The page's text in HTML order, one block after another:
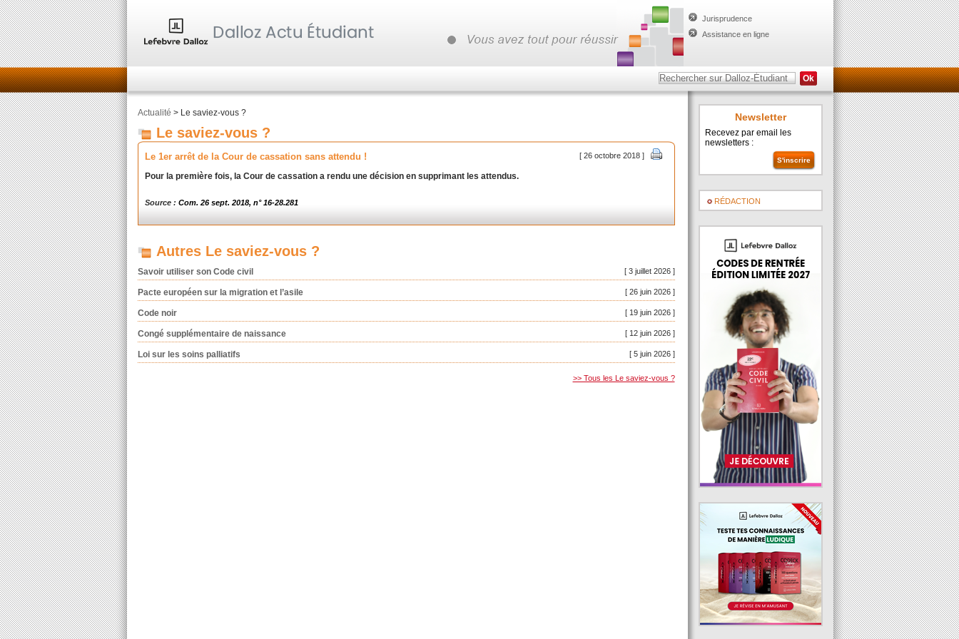
Jurisprudence
Assistance en ligne
Actualité > Le saviez-vous ?
Le saviez-vous ?
[ 26 octobre 2018 ]
Le 1er arrêt de la Cour de cassation sans attendu !
Pour la première fois, la Cour de cassation a rendu une décision en supprimant les attendus.
Source :Com. 26 sept. 2018, n° 16-28.281
Autres Le saviez-vous ?
[ 3 juillet 2026 ]
Savoir utiliser son Code civil
[ 26 juin 2026 ]
Pacte européen sur la migration et l’asile
[ 19 juin 2026 ]
Code noir
[ 12 juin 2026 ]
Congé supplémentaire de naissance
[ 5 juin 2026 ]
Loi sur les soins palliatifs
>> Tous les Le saviez-vous ?
Newsletter
Recevez par email les
newsletters :
RÉDACTION